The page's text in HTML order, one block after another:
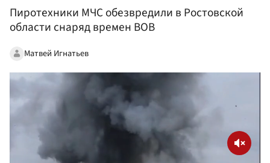
Пиротехники МЧС обезвредили в Ростовской
области снаряд времен ВОВ
Матвей Игнатьев